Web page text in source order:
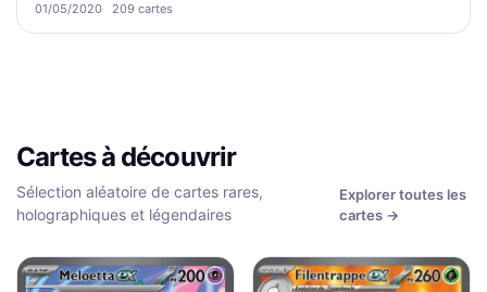
01/05/2020 209 cartes
Cartes à découvrir
Sélection aléatoire de cartes rares,
holographiques et légendaires
Explorer toutes les
cartes →